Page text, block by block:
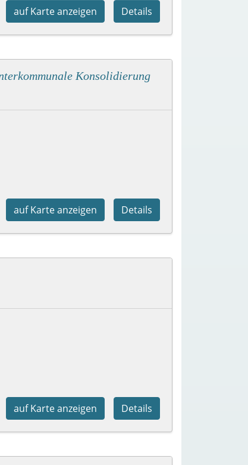
Details
auf Karte anzeigen
Konsolidierung
Details
auf Karte anzeigen
Details
auf Karte anzeigen